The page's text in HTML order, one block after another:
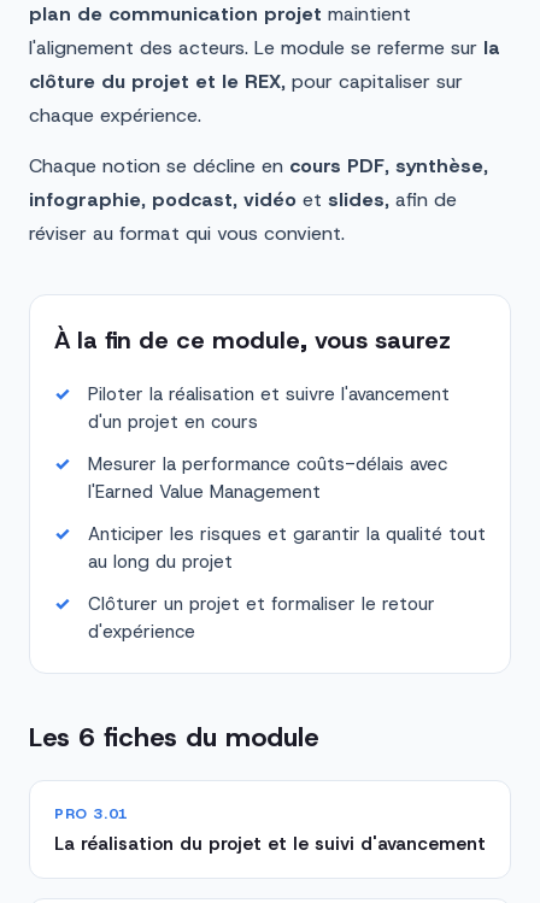
plan de communication projet maintient
l'alignement des acteurs. Le module se referme sur la
clôture du projet et le REX, pour capitaliser sur
chaque expérience.
Chaque notion se décline en cours PDF, synthèse,
infographie, podcast, vidéo et slides, afin de
réviser au format qui vous convient.
À la fin de ce module, vous saurez
Piloter la réalisation et suivre l'avancement
d'un projet en cours
Mesurer la performance coûts-délais avec
l'Earned Value Management
Anticiper les risques et garantir la qualité tout
au long du projet
Clôturer un projet et formaliser le retour
d'expérience
Les 6 fiches du module
PRO 3.01
La réalisation du projet et le suivi d'avancement